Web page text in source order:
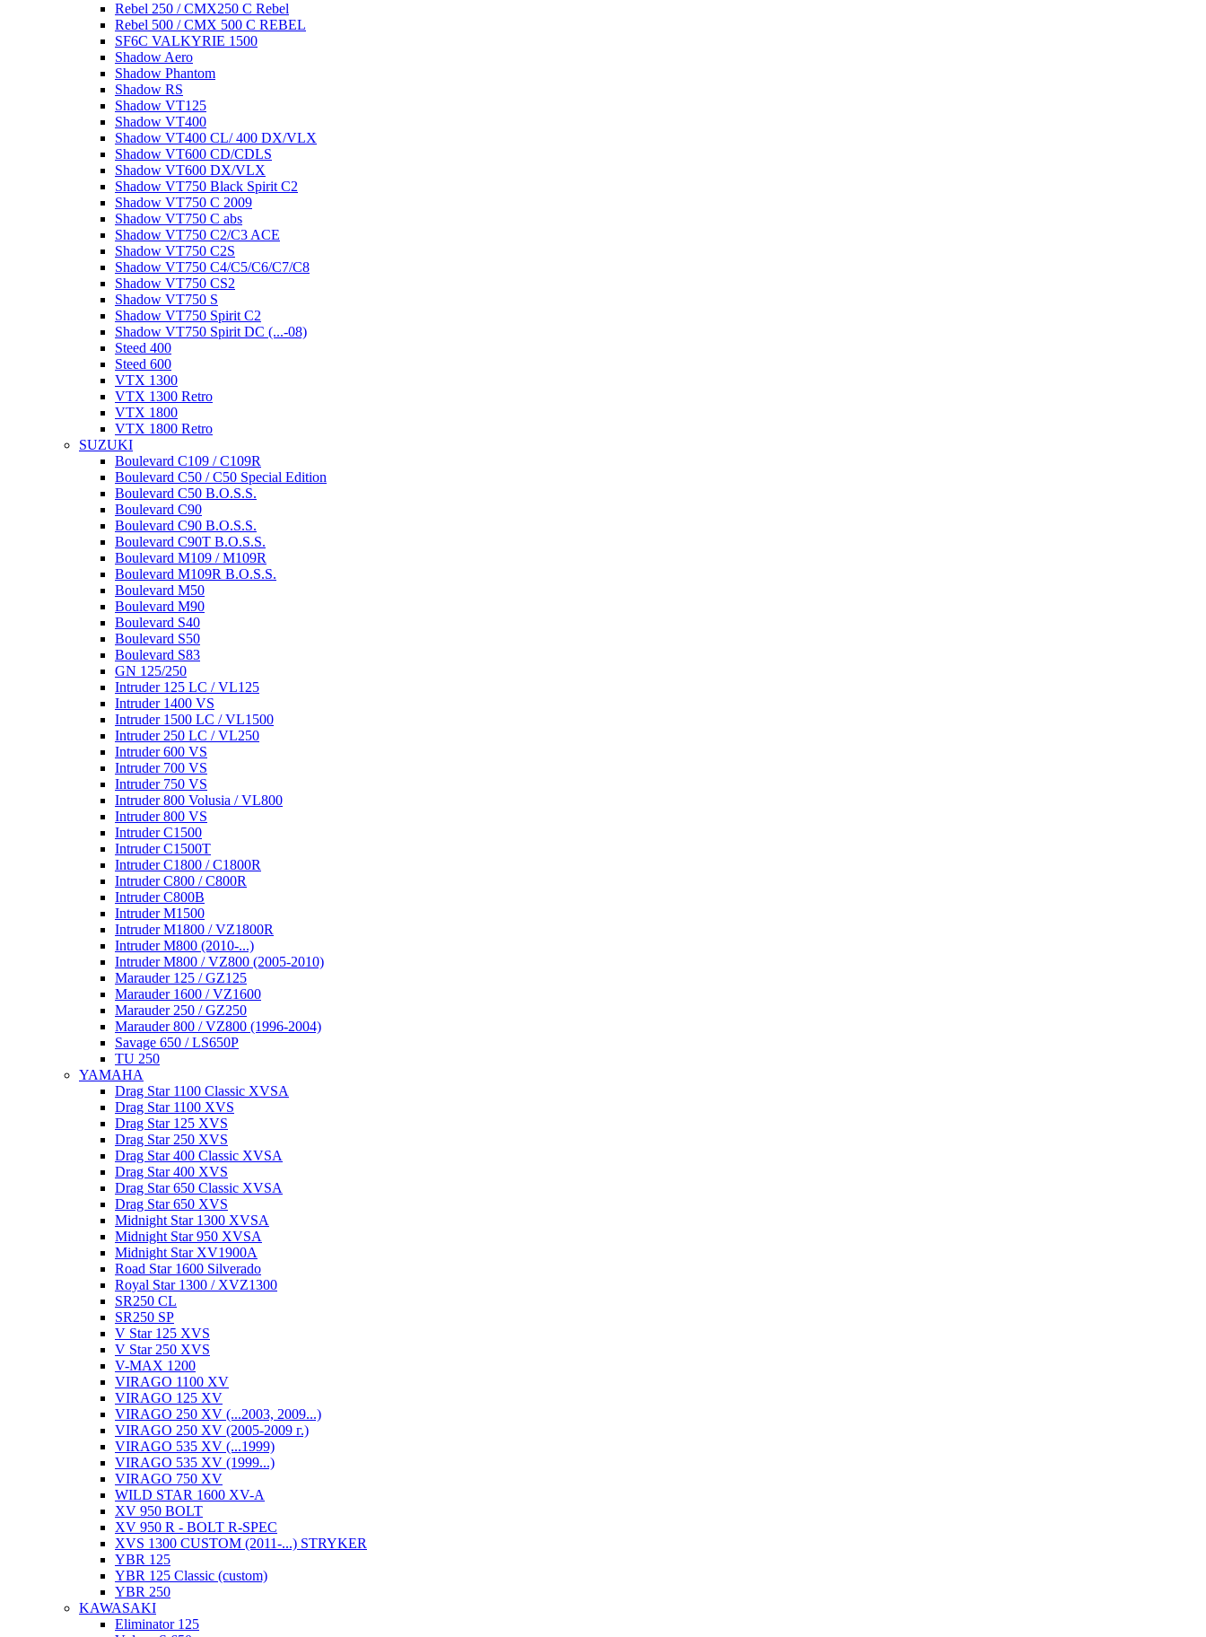
Rebel 250 / CMX250 C Rebel
Rebel 500 / CMX 500 C REBEL
SF6C VALKYRIE 1500
Shadow Aero
Shadow Phantom
Shadow RS
Shadow VT125
Shadow VT400
Shadow VT400 CL/ 400 DX/VLX
Shadow VT600 CD/CDLS
Shadow VT600 DX/VLX
Shadow VT750 Black Spirit C2
Shadow VT750 C 2009
Shadow VT750 C abs
Shadow VT750 C2/C3 ACE
Shadow VT750 C2S
Shadow VT750 C4/C5/C6/C7/C8
Shadow VT750 CS2
Shadow VT750 S
Shadow VT750 Spirit C2
Shadow VT750 Spirit DC (...-08)
Steed 400
Steed 600
VTX 1300
VTX 1300 Retro
VTX 1800
VTX 1800 Retro
SUZUKI
Boulevard C109 / C109R
Boulevard C50 / C50 Special Edition
Boulevard C50 B.O.S.S.
Boulevard C90
Boulevard C90 B.O.S.S.
Boulevard C90T B.O.S.S.
Boulevard M109 / M109R
Boulevard M109R B.O.S.S.
Boulevard M50
Boulevard M90
Boulevard S40
Boulevard S50
Boulevard S83
GN 125/250
Intruder 125 LC / VL125
Intruder 1400 VS
Intruder 1500 LC / VL1500
Intruder 250 LC / VL250
Intruder 600 VS
Intruder 700 VS
Intruder 750 VS
Intruder 800 Volusia / VL800
Intruder 800 VS
Intruder C1500
Intruder C1500T
Intruder C1800 / C1800R
Intruder C800 / C800R
Intruder C800B
Intruder M1500
Intruder M1800 / VZ1800R
Intruder M800 (2010-...)
Intruder M800 / VZ800 (2005-2010)
Marauder 125 / GZ125
Marauder 1600 / VZ1600
Marauder 250 / GZ250
Marauder 800 / VZ800 (1996-2004)
Savage 650 / LS650P
TU 250
YAMAHA
Drag Star 1100 Classic XVSA
Drag Star 1100 XVS
Drag Star 125 XVS
Drag Star 250 XVS
Drag Star 400 Classic XVSA
Drag Star 400 XVS
Drag Star 650 Classic XVSA
Drag Star 650 XVS
Midnight Star 1300 XVSA
Midnight Star 950 XVSA
Midnight Star XV1900A
Road Star 1600 Silverado
Royal Star 1300 / XVZ1300
SR250 CL
SR250 SP
V Star 125 XVS
V Star 250 XVS
V-MAX 1200
VIRAGO 1100 XV
VIRAGO 125 XV
VIRAGO 250 XV (...2003, 2009...)
VIRAGO 250 XV (2005-2009 г.)
VIRAGO 535 XV (...1999)
VIRAGO 535 XV (1999...)
VIRAGO 750 XV
WILD STAR 1600 XV-A
XV 950 BOLT
XV 950 R - BOLT R-SPEC
XVS 1300 CUSTOM (2011-...) STRYKER
YBR 125
YBR 125 Classic (custom)
YBR 250
KAWASAKI
Eliminator 125